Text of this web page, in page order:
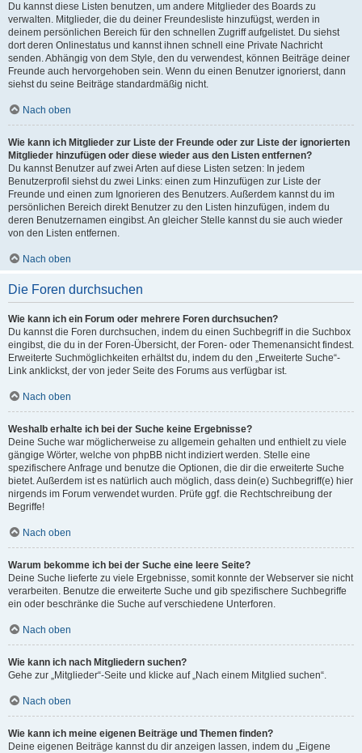
Du kannst diese Listen benutzen, um andere Mitglieder des Boards zu
verwalten. Mitglieder, die du deiner Freundesliste hinzufügst, werden in
deinem persönlichen Bereich für den schnellen Zugriff aufgelistet. Du siehst
dort deren Onlinestatus und kannst ihnen schnell eine Private Nachricht
senden. Abhängig von dem Style, den du verwendest, können Beiträge deiner
Freunde auch hervorgehoben sein. Wenn du einen Benutzer ignorierst, dann
siehst du seine Beiträge standardmäßig nicht.
Nach oben
Wie kann ich Mitglieder zur Liste der Freunde oder zur Liste der ignorierten
Mitglieder hinzufügen oder diese wieder aus den Listen entfernen?
Du kannst Benutzer auf zwei Arten auf diese Listen setzen: In jedem
Benutzerprofil siehst du zwei Links: einen zum Hinzufügen zur Liste der
Freunde und einen zum Ignorieren des Benutzers. Außerdem kannst du im
persönlichen Bereich direkt Benutzer zu den Listen hinzufügen, indem du
deren Benutzernamen eingibst. An gleicher Stelle kannst du sie auch wieder
von den Listen entfernen.
Nach oben
Die Foren durchsuchen
Wie kann ich ein Forum oder mehrere Foren durchsuchen?
Du kannst die Foren durchsuchen, indem du einen Suchbegriff in die Suchbox
eingibst, die du in der Foren-Übersicht, der Foren- oder Themenansicht findest.
Erweiterte Suchmöglichkeiten erhältst du, indem du den „Erweiterte Suche“-
Link anklickst, der von jeder Seite des Forums aus verfügbar ist.
Nach oben
Weshalb erhalte ich bei der Suche keine Ergebnisse?
Deine Suche war möglicherweise zu allgemein gehalten und enthielt zu viele
gängige Wörter, welche von phpBB nicht indiziert werden. Stelle eine
spezifischere Anfrage und benutze die Optionen, die dir die erweiterte Suche
bietet. Außerdem ist es natürlich auch möglich, dass dein(e) Suchbegriff(e) hier
nirgends im Forum verwendet wurden. Prüfe ggf. die Rechtschreibung der
Begriffe!
Nach oben
Warum bekomme ich bei der Suche eine leere Seite?
Deine Suche lieferte zu viele Ergebnisse, somit konnte der Webserver sie nicht
verarbeiten. Benutze die erweiterte Suche und gib spezifischere Suchbegriffe
ein oder beschränke die Suche auf verschiedene Unterforen.
Nach oben
Wie kann ich nach Mitgliedern suchen?
Gehe zur „Mitglieder“-Seite und klicke auf „Nach einem Mitglied suchen“.
Nach oben
Wie kann ich meine eigenen Beiträge und Themen finden?
Deine eigenen Beiträge kannst du dir anzeigen lassen, indem du „Eigene